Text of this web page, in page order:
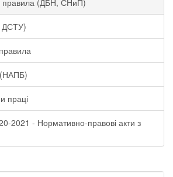
ДСТУ)
праці
2021 - Нормативно-правові акти з